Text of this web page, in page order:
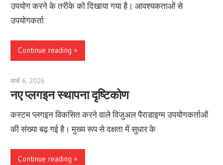
उपयोग करने के तरीके को दिखाया गया है। आवश्यकताओं से
उपयोगकर्ता
Continue reading
मार्च 6, 2026
नए प्लगइन स्थापना दृष्टिकोण
कस्टम प्लगइन विकसित करने वाले विजुअल पैराडाइग्म उपयोगकर्ताओं
की संख्या बढ़ गई है। मुख्य रूप से दक्षता में सुधार के
Continue reading